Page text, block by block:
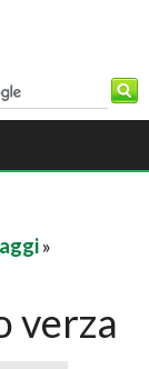
»
verza